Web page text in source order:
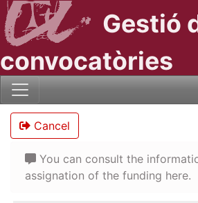
Gestió
convocatòries
Cancel
You can consult the
assignation of the funding here.